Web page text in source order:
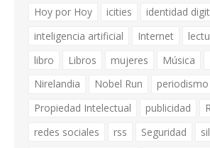
Hoy por Hoy
icities
identidad
inteligencia artificial
Internet
libro
Libros mujeres Música
Nirelandia
Nobel Run periodismo
Propiedad Intelectual
publicidad
redes sociales
rss Seguridad